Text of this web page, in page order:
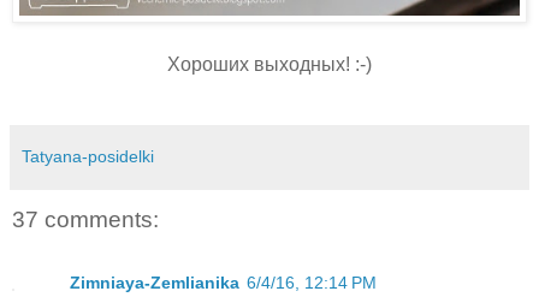
Хороших выходных! :-)
Tatyana-posidelki
37 comments:
Zimniaya-Zemlianika 6/4/16, 12:14 PM